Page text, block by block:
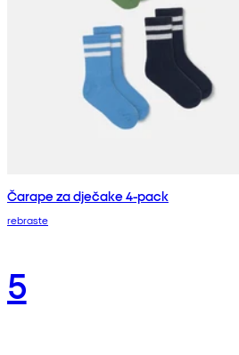
Čarape za dječake 4-pack
rebraste
5